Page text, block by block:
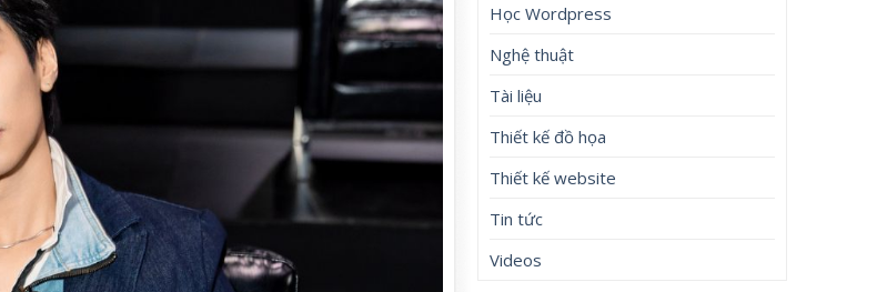
Học Wordpress
Nghệ thuật
Tài liệu
Thiết kế đồ họa
Thiết kế website
Tin tức
Videos